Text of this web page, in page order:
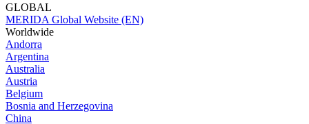
GLOBAL
MERIDA Global Website (EN)
Worldwide
Andorra
Argentina
Australia
Austria
Belgium
Bosnia and Herzegovina
China